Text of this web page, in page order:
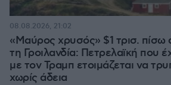
«Μαύρος χρυσός» $1 τρισ. πίσω
τη Γροιλανδία: Πετρελαϊκή που
με τον Τραμπ ετοιμάζεται να
χωρίς άδεια
08.08.2026, 21:02